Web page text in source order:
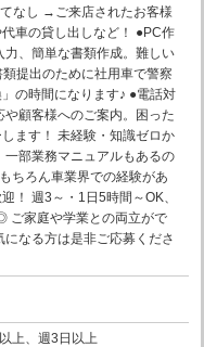
なし →ご来店されたお客様
車の貸し出しなど！ ●PC作
、簡単な書類作成。難しい
提出のために社用車で警察
の時間になります♪ ●電話対
顧客様へのご案内。困った
ます！ 未経験・知識ゼロか
一部業務マニュアルもあるの
ちろん車業界での経験があ
！ 週3～・1日5時間～OK、
ご家庭や学業との両立がで
なる方は是非ご応募くださ
上、週3日以上